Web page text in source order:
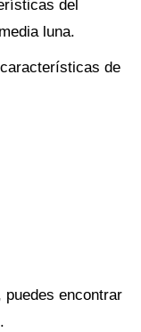
del
luna.
de
puedes encontrar
.